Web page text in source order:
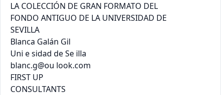
LA COLECCIÓN DE GRAN FORMATO DEL
FONDO ANTIGUO DE LA UNIVERSIDAD DE
SEVILLA
Blanca Galán Gil
Uni e sidad de Se illa
blanc.g@ou look.com
FIRST UP
CONSULTANTS